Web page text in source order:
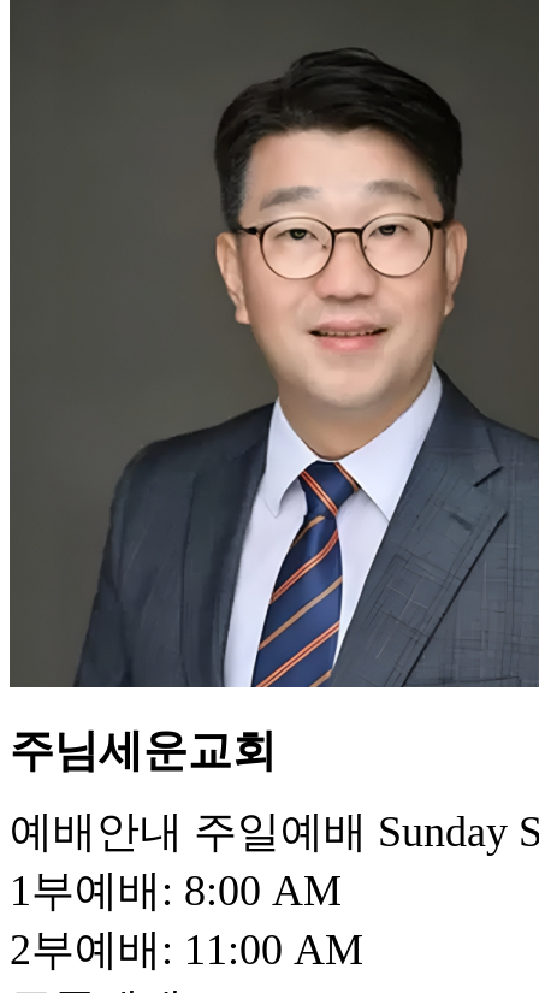
주님세운교회
예배안내 주일예배 Sunday
1부예배: 8:00 AM
2부예배: 11:00 AM